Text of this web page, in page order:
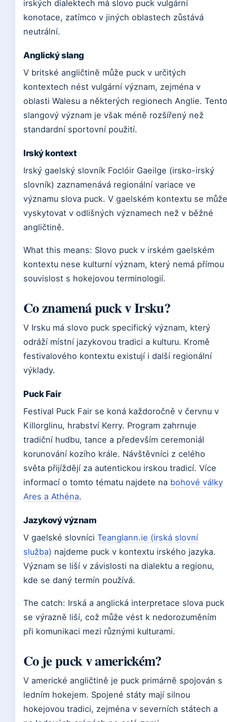
irských dialektech má slovo puck vulgární
konotace, zatímco v jiných oblastech zůstává
neutrální.
Anglický slang
V britské angličtině může puck v určitých
kontextech nést vulgární význam, zejména v
oblasti Walesu a některých regionech Anglie. Tento
slangový význam je však méně rozšířený než
standardní sportovní použití.
Irský kontext
Irský gaelský slovník Foclóir Gaeilge (irsko-irský
slovník) zaznamenává regionální variace ve
významu slova puck. V gaelském kontextu se může
vyskytovat v odlišných významech než v běžné
angličtině.
What this means: Slovo puck v irském gaelském
kontextu nese kulturní význam, který nemá přímou
souvislost s hokejovou terminologií.
Co znamená puck v Irsku?
V Irsku má slovo puck specifický význam, který
odráží místní jazykovou tradici a kulturu. Kromě
festivalového kontextu existují i další regionální
výklady.
Puck Fair
Festival Puck Fair se koná každoročně v červnu v
Killorglinu, hrabství Kerry. Program zahrnuje
tradiční hudbu, tance a především ceremoniál
korunování kozího krále. Návštěvníci z celého
světa přijíždějí za autentickou irskou tradicí. Více
informací o tomto tématu najdete na bohové války
Ares a Athéna.
Jazykový význam
V gaelské slovníci Teanglann.ie (irská slovní
služba) najdeme puck v kontextu irského jazyka.
Význam se liší v závislosti na dialektu a regionu,
kde se daný termín používá.
The catch: Irská a anglická interpretace slova puck
se výrazně liší, což může vést k nedorozuměním
při komunikaci mezi různými kulturami.
Co je puck v americkém?
V americké angličtině je puck primárně spojován s
ledním hokejem. Spojené státy mají silnou
hokejovou tradici, zejména v severních státech a